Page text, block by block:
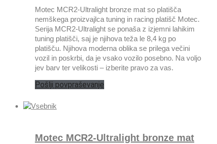
Motec MCR2-Ultralight bronze mat so platišča
nemškega proizvajlca tuning in racing platišč Motec.
Serija MCR2-Ultralight se ponaša z izjemni lahikim
tuning platišči, saj je njihova teža le 8,4 kg po
platišču. Njihova moderna oblika se prilega večini
vozil in poskrbi, da je vsako vozilo posebno. Na voljo
jev barv ter velikosti – izberite pravo za vas.
Pošlji povpraševanje
Motec MCR2-Ultralight bronze mat